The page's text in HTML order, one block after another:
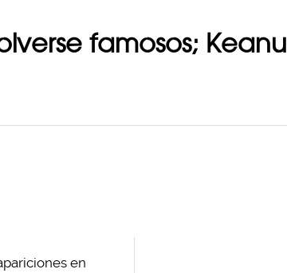
famosos; Keanu
en